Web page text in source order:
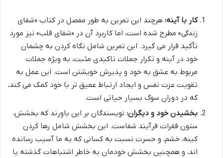
کار با آینه: هرچند این تمرین به طور مفصل در کتاب «شفای
زندگی» مطرح شده است، اما کاربرد آن در «شفای قلب» نیز مورد
تأکید قرار می گیرد. این تمرین شامل نگاه کردن به چشمان
خود در آینه و تکرار جملات تاکیدی مثبت، به ویژه جملات
مربوط به عشق به خود و پذیرش خویشتن است. این عمل به
تقویت عزت نفس و ایجاد ارتباط عمیق تر با خود کمک می کند،
که در دوران سوگ بسیار حیاتی است.
بخشیدن خود و دیگران: نویسندگان بر این باورند که بخشش،
ستون فقرات فرآیند شفاست. این بخشش شامل رها کردن
کینه، خشم، و حسرت نسبت به کسانی که به ما آسیب رسانده
اند، و همچنین بخشش خودمان به خاطر اشتباهات گذشته یا